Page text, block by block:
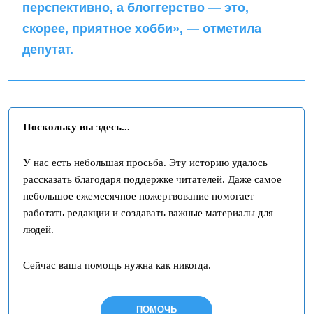
перспективно, а блоггерство — это,
скорее, приятное хобби», — отметила
депутат.
Поскольку вы здесь...
У нас есть небольшая просьба. Эту историю удалось
рассказать благодаря поддержке читателей. Даже самое
небольшое ежемесячное пожертвование помогает
работать редакции и создавать важные материалы для
людей.
Сейчас ваша помощь нужна как никогда.
ПОМОЧЬ